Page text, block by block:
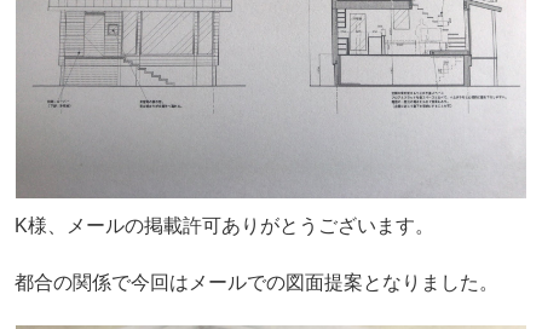
K様、メールの掲載許可ありがとうございます。
都合の関係で今回はメールでの図面提案となりました。